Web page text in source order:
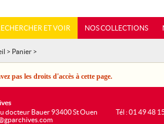
ET VOIR NOS COLLECTIONS
> Panier >
pas les droits d'accès à cette page.
docteur Bauer 93400 St Ouen
Tél : 01 49 48